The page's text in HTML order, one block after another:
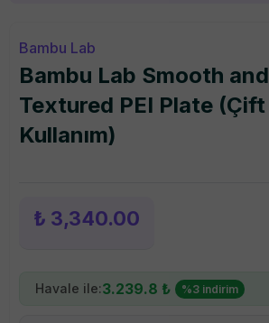
Bambu Lab
Bambu Lab Smooth and
Textured PEI Plate (Çift
Kullanım)
₺ 3,340.00
Havale ile:3.239.8 ₺ %3 indirim